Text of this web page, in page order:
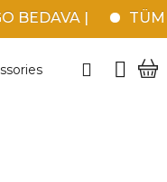
BEDAVA | TÜM